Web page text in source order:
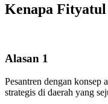
Kenapa
Alasan 1
Pesantren dengan konsep
strategis di daerah yang